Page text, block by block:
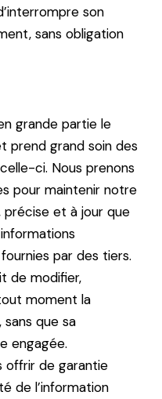
son
sans obligation
grande partie le
prend grand soin des
ci. Nous prenons
pour maintenir notre
et à jour que
par des tiers.
de modifier,
moment la
que sa
engagée.
offrir de garantie
de l’information